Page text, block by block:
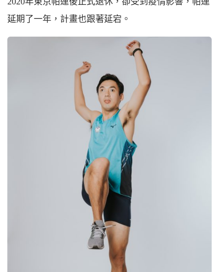
延期了一年，計畫也跟著延宕。